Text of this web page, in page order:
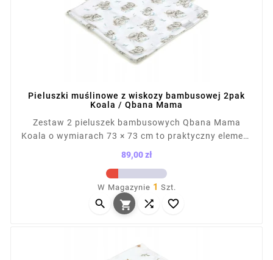
Pieluszki muślinowe z wiskozy bambusowej 2pak
Koala / Qbana Mama
Zestaw 2 pieluszek bambusowych Qbana Mama
Koala o wymiarach 73 × 73 cm to praktyczny element
wyprawki dla noworodka. Miękkie, chłonne i
szybkoschnące, sprawdzą się jako okrycie, ręcznik,
podkład czy przytulanka. Wykonane z tkaniny 100%
bambusowej z certyfikatem Oeko-Tex klasa 1.
Wyprodukowano w Polsce.
89,00 zł
W Magazynie 1 Szt.
   